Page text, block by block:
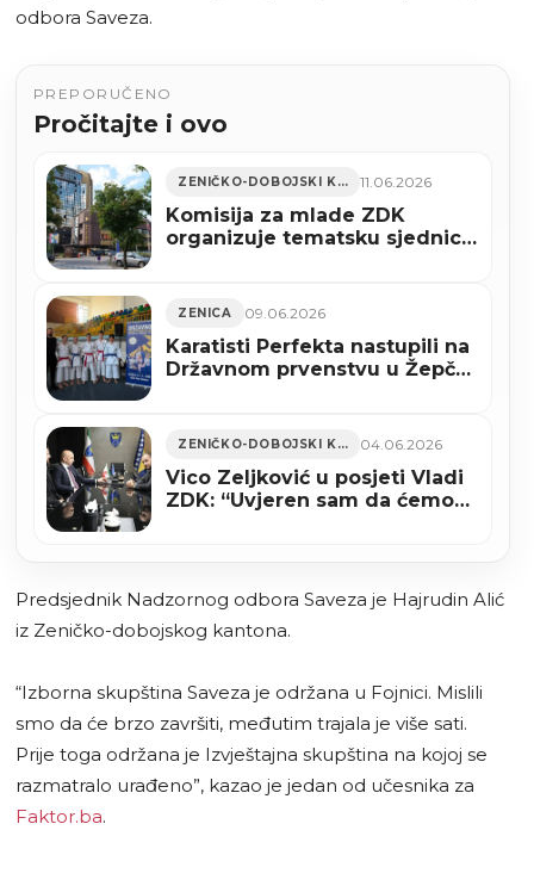
odbora Saveza.
PREPORUČENO
Pročitajte i ovo
ZENIČKO-DOBOJSKI KANTON 11.06.2026
Komisija za mlade ZDK
organizuje tematsku sjednicu
ZENICA 09.06.2026
Karatisti Perfekta nastupili na
Državnom prvenstvu u Žepču,
ZENIČKO-DOBOJSKI KANTON 04.06.2026
Vico Zeljković u posjeti Vladi
ZDK: “Uvjeren sam da ćemo
Predsjednik Nadzornog odbora Saveza je Hajrudin Alić
iz Zeničko-dobojskog kantona.
“Izborna skupština Saveza je održana u Fojnici. Mislili
smo da će brzo završiti, međutim trajala je više sati.
Prije toga održana je Izvještajna skupština na kojoj se
razmatralo urađeno”, kazao je jedan od učesnika za
Faktor.ba.